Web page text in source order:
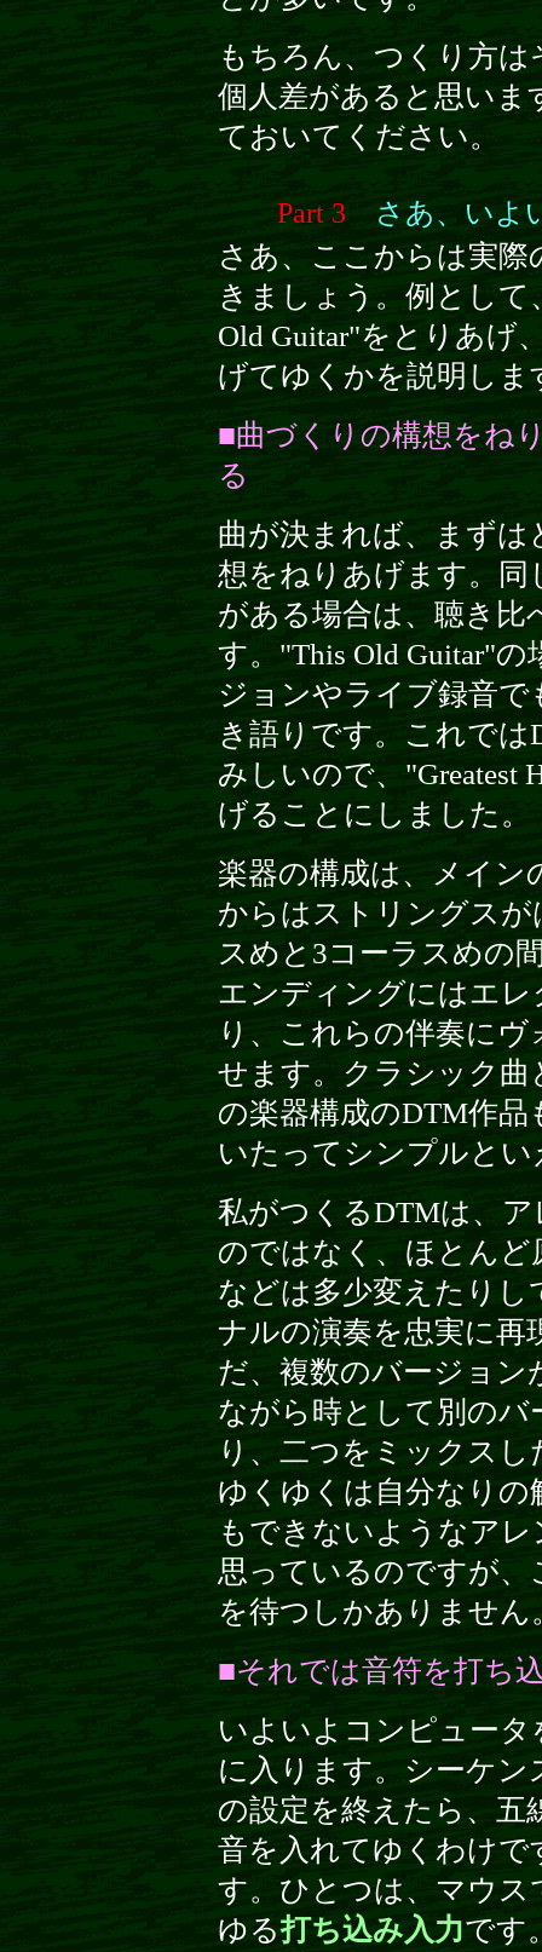
もちろん、つくり方
個人差があると思いま
ておいてください。
Part 3 さあ、いよ
さあ、ここからは実
きましょう。例とし
Old Guitar"をとりあげ
げてゆくかを説明し
■曲づくりの構想をね
る
曲が決まれば、まず
想をねりあげます。
がある場合は、聴き
す。"This Old Guitar"の
ジョンやライブ録音
き語りです。これで
みしいので、"Greatest
げることにしました。
楽器の構成は、メイン
からはストリングス
スめと3コーラスめの
エンディングにはエ
り、これらの伴奏に
せます。クラシック
の楽器構成のDTM作
いたってシンプルと
私がつくるDTMは、
のではなく、ほとんど
などは多少変えたり
ナルの演奏を忠実に再
だ、複数のバージョン
ながら時として別の
り、二つをミックス
ゆくゆくは自分なり
もできないようなア
思っているのですが、
を待つしかありませ
■それでは音符を打ち
いよいよコンピュータ
に入ります。シーケ
の設定を終えたら、五
音を入れてゆくわけで
す。ひとつは、マウス
ゆる打ち込み入力です